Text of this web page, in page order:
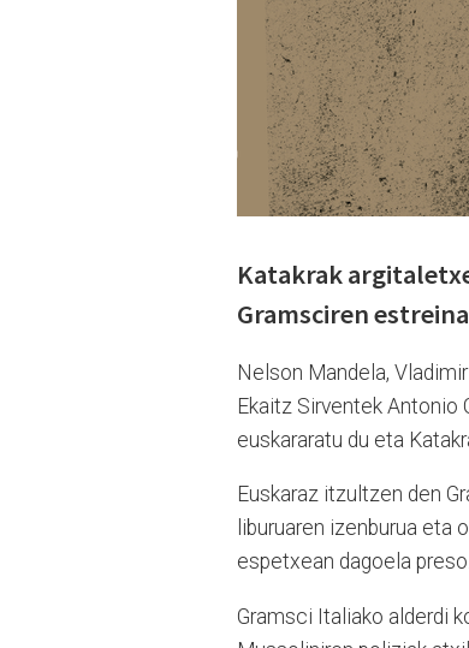
Katakrak
Gramsciren
Nelson Mandela,
Ekaitz Sirventek Antonio
euskararatu du eta
Euskaraz itzultzen den
liburuaren izenburua eta
espetxean dagoela preso.
Gramsci Italiako alderdi